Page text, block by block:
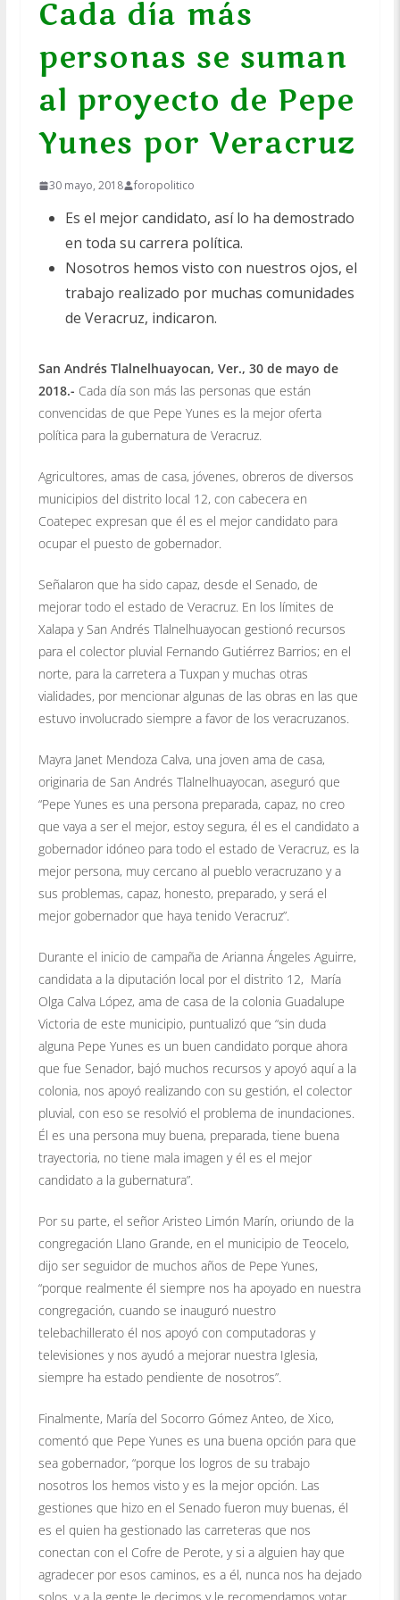
Cada día más
personas se suman
al proyecto de Pepe
Yunes por Veracruz
30 mayo, 2018 foropolitico
Es el mejor candidato, así lo ha demostrado
en toda su carrera política.
Nosotros hemos visto con nuestros ojos, el
trabajo realizado por muchas comunidades
de Veracruz, indicaron.
San Andrés Tlalnelhuayocan, Ver., 30 de mayo de
2018.- Cada día son más las personas que están
convencidas de que Pepe Yunes es la mejor oferta
política para la gubernatura de Veracruz.
Agricultores, amas de casa, jóvenes, obreros de diversos
municipios del distrito local 12, con cabecera en
Coatepec expresan que él es el mejor candidato para
ocupar el puesto de gobernador.
Señalaron que ha sido capaz, desde el Senado, de
mejorar todo el estado de Veracruz. En los límites de
Xalapa y San Andrés Tlalnelhuayocan gestionó recursos
para el colector pluvial Fernando Gutiérrez Barrios; en el
norte, para la carretera a Tuxpan y muchas otras
vialidades, por mencionar algunas de las obras en las que
estuvo involucrado siempre a favor de los veracruzanos.
Mayra Janet Mendoza Calva, una joven ama de casa,
originaria de San Andrés Tlalnelhuayocan, aseguró que
“Pepe Yunes es una persona preparada, capaz, no creo
que vaya a ser el mejor, estoy segura, él es el candidato a
gobernador idóneo para todo el estado de Veracruz, es la
mejor persona, muy cercano al pueblo veracruzano y a
sus problemas, capaz, honesto, preparado, y será el
mejor gobernador que haya tenido Veracruz”.
Durante el inicio de campaña de Arianna Ángeles Aguirre,
candidata a la diputación local por el distrito 12, María
Olga Calva López, ama de casa de la colonia Guadalupe
Victoria de este municipio, puntualizó que “sin duda
alguna Pepe Yunes es un buen candidato porque ahora
que fue Senador, bajó muchos recursos y apoyó aquí a la
colonia, nos apoyó realizando con su gestión, el colector
pluvial, con eso se resolvió el problema de inundaciones.
Él es una persona muy buena, preparada, tiene buena
trayectoria, no tiene mala imagen y él es el mejor
candidato a la gubernatura”.
Por su parte, el señor Aristeo Limón Marín, oriundo de la
congregación Llano Grande, en el municipio de Teocelo,
dijo ser seguidor de muchos años de Pepe Yunes,
“porque realmente él siempre nos ha apoyado en nuestra
congregación, cuando se inauguró nuestro
telebachillerato él nos apoyó con computadoras y
televisiones y nos ayudó a mejorar nuestra Iglesia,
siempre ha estado pendiente de nosotros”.
Finalmente, María del Socorro Gómez Anteo, de Xico,
comentó que Pepe Yunes es una buena opción para que
sea gobernador, “porque los logros de su trabajo
nosotros los hemos visto y es la mejor opción. Las
gestiones que hizo en el Senado fueron muy buenas, él
es el quien ha gestionado las carreteras que nos
conectan con el Cofre de Perote, y si a alguien hay que
agradecer por esos caminos, es a él, nunca nos ha dejado